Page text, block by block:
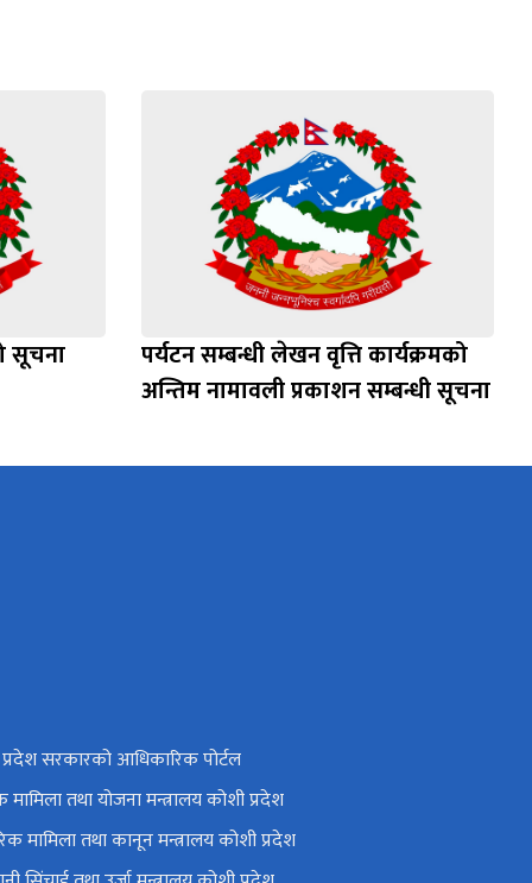
सूचना
पर्यटन सम्बन्धी लेखन वृत्ति कार्यक्रमको
अन्तिम नामावली प्रकाशन सम्बन्धी सूचना
सरकारको आधिकारिक पोर्टल
मामिला तथा योजना मन्त्रालय कोशी प्रदेश
मामिला तथा कानून मन्त्रालय कोशी प्रदेश